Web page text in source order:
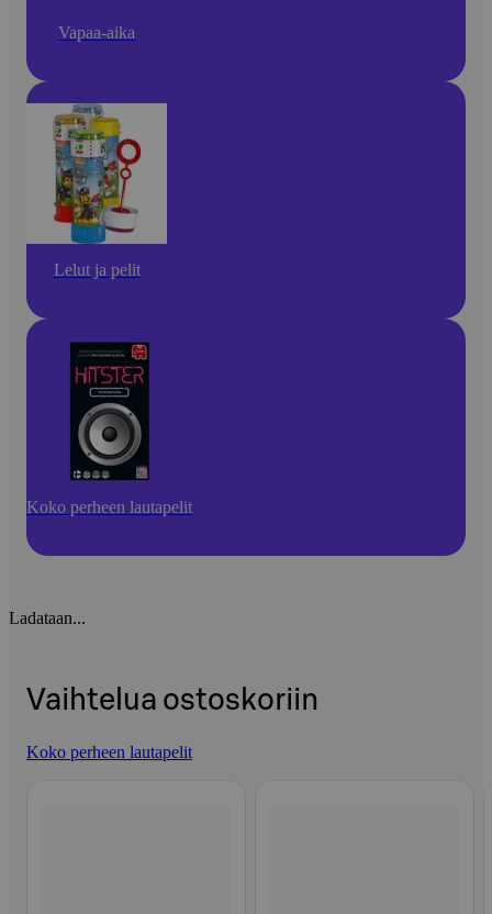
Vapaa-aika
Lelut ja pelit
Koko perheen lautapelit
Ladataan...
Vaihtelua ostoskoriin
Koko perheen lautapelit